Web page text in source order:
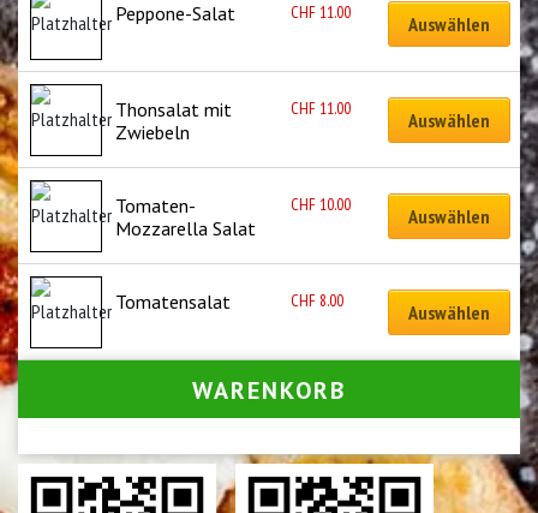
Peppone-Salat CHF 11.00 Auswählen
Thonsalat mit
Zwiebeln
CHF 11.00 Auswählen
Tomaten-
Mozzarella Salat
CHF 10.00 Auswählen
Tomatensalat CHF 8.00 Auswählen
WARENKORB